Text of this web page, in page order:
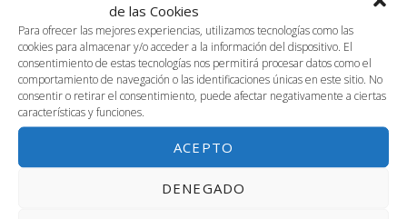
de las Cookies
Para ofrecer las mejores experiencias, utilizamos tecnologías como las
cookies para almacenar y/o acceder a la información del dispositivo. El
consentimiento de estas tecnologías nos permitirá procesar datos como el
comportamiento de navegación o las identificaciones únicas en este sitio. No
consentir o retirar el consentimiento, puede afectar negativamente a ciertas
características y funciones.
ACEPTO
DENEGADO
Transporte:
Para acceder a la zona de Ampliación debes coger el bus
L directo desde el Hospital Clínico en Teatinos hasta la
Ampliación de la Universidad o la Linea de metro L1, con